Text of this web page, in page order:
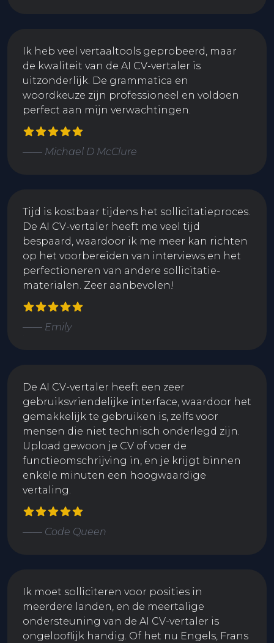
Ik heb veel vertaaltools geprobeerd, maar
de kwaliteit van de AI CV-vertaler is
uitzonderlijk. De grammatica en
woordkeuze zijn professioneel en voldoen
perfect aan mijn verwachtingen.
—— Michael D McClure
Tijd is kostbaar tijdens het sollicitatieproces.
De AI CV-vertaler heeft me veel tijd
bespaard, waardoor ik me meer kan richten
op het voorbereiden van interviews en het
perfectioneren van andere sollicitatie-
materialen. Zeer aanbevolen!
—— Emily
De AI CV-vertaler heeft een zeer
gebruiksvriendelijke interface, waardoor het
gemakkelijk te gebruiken is, zelfs voor
mensen die niet technisch onderlegd zijn.
Upload gewoon je CV of voer de
functieomschrijving in, en je krijgt binnen
enkele minuten een hoogwaardige
vertaling.
—— Code Queen
Ik moet solliciteren voor posities in
meerdere landen, en de meertalige
ondersteuning van de AI CV-vertaler is
ongelooflijk handig. Of het nu Engels, Frans